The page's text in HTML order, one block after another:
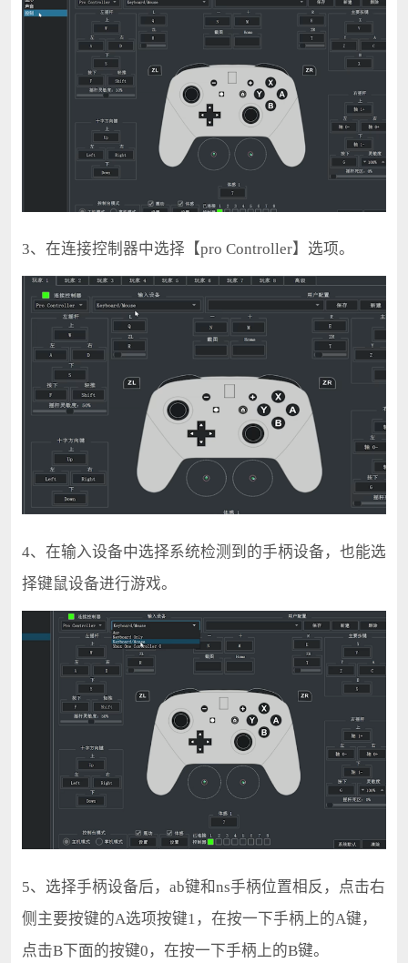
3、在连接控制器中选择【pro Controller】选项。
4、在输入设备中选择系统检测到的手柄设备，也能选
择键鼠设备进行游戏。
5、选择手柄设备后，ab键和ns手柄位置相反，点击右
侧主要按键的A选项按键1，在按一下手柄上的A键，
点击B下面的按键0，在按一下手柄上的B键。